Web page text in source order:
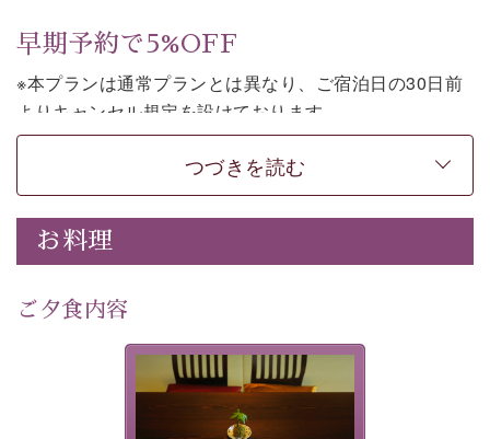
早期予約で5%OFF
※本プランは通常プランとは異なり、ご宿泊日の30日前
よりキャンセル規定を設けております。
※本プランは素泊まりのプランです。2食付きでご利用ご
【公式限定価格】早割プラン（30日前
まで）」をご利用ください。
上諏訪温泉しんゆでは、30日前までのご予約で、5%割
意しております。
諏訪湖の穏やかな景色、心身を解きほぐす温泉、そして
温かいおもてなし。ご滞在を楽しみに待つ日々が旅をよ
り特別なものにしてくれます。
早めのご予約で、お得に癒しのひとときをお過ごしくだ
つづきを読む
お料理
ご夕食内容
夕食なしご夕食を追加される
場合は、二食付きのプランを
お選びくださいませ。